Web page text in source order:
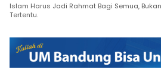
Islam Harus Jadi Rahmat Bagi Semua,
Tertentu.